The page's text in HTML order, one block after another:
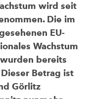
wird seit
Die im
EU-
Wachstum
bereits
Betrag ist
Görlitz